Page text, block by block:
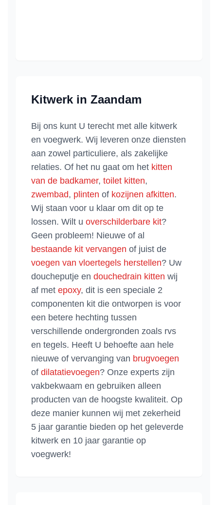
Kitwerk in Zaandam
Bij ons kunt U terecht met alle kitwerk
en voegwerk. Wij leveren onze diensten
aan zowel particuliere, als zakelijke
relaties. Of het nu gaat om het kitten
van de badkamer, toilet kitten,
zwembad, plinten of kozijnen afkitten.
Wij staan voor u klaar om dit op te
lossen. Wilt u overschilderbare kit?
Geen probleem! Nieuwe of al
bestaande kit vervangen of juist de
voegen van vloertegels herstellen? Uw
doucheputje en douchedrain kitten wij
af met epoxy, dit is een speciale 2
componenten kit die ontworpen is voor
een betere hechting tussen
verschillende ondergronden zoals rvs
en tegels. Heeft U behoefte aan hele
nieuwe of vervanging van brugvoegen
of dilatatievoegen? Onze experts zijn
vakbekwaam en gebruiken alleen
producten van de hoogste kwaliteit. Op
deze manier kunnen wij met zekerheid
5 jaar garantie bieden op het geleverde
kitwerk en 10 jaar garantie op
voegwerk!